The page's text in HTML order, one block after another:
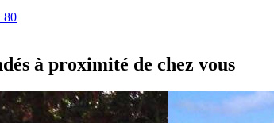
80
à proximité de chez vous